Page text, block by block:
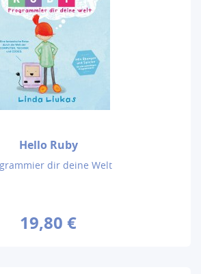
Hello Ruby
dir deine Welt
19,80 €